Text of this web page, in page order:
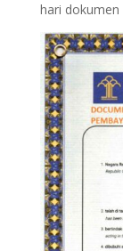
hari dokumen